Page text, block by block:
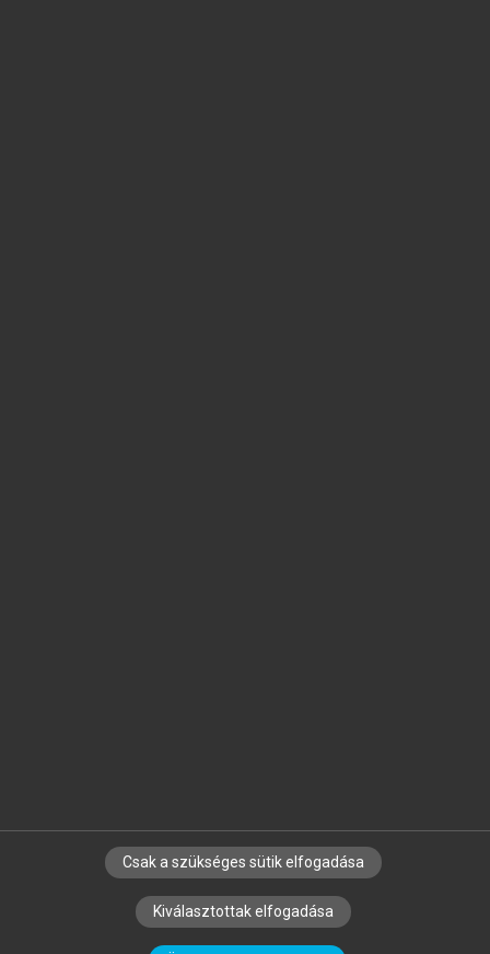
SZERZŐKNEK CÉGEKNEK KÖNYVTÁROSOKNAK
SZERKESZTÉSI ÉS LEKTORÁLÁSI ALAPELVEK
Csak a szükséges sütik elfogadása
Kiválasztottak elfogadása